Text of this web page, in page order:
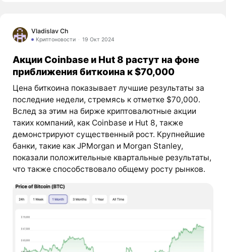
Vladislav Ch
Криптоновости 19 Окт 2024
Акции Coinbase и Hut 8 растут на фоне
приближения биткоина к $70,000
Цена биткоина показывает лучшие результаты за
последние недели, стремясь к отметке $70,000.
Вслед за этим на бирже криптовалютные акции
таких компаний, как Coinbase и Hut 8, также
демонстрируют существенный рост. Крупнейшие
банки, такие как JPMorgan и Morgan Stanley,
показали положительные квартальные результаты,
что также способствовало общему росту рынков.